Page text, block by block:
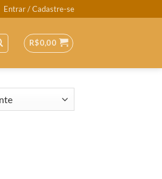
Entrar / Cadastre-se
R$0,00